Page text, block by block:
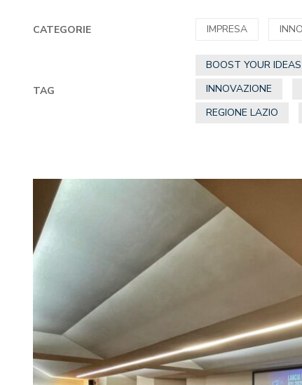
CATEGORIE IMPRESA
TAG
BOOST YOUR IDEAS
INNOVAZIONE
REGIONE LAZIO